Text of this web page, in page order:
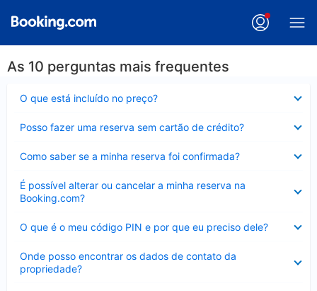
As 10 perguntas mais frequentes
O que está incluído no preço?
Posso fazer uma reserva sem cartão de crédito?
Como saber se a minha reserva foi confirmada?
É possível alterar ou cancelar a minha reserva na
Booking.com?
Contraído
O que é o meu código PIN e por que eu preciso dele?
Onde posso encontrar os dados de contato da
propriedade?